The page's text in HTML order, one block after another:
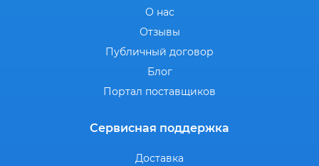
О нас
Отзывы
Публичный договор
Блог
Портал поставщиков
Сервисная поддержка
Доставка